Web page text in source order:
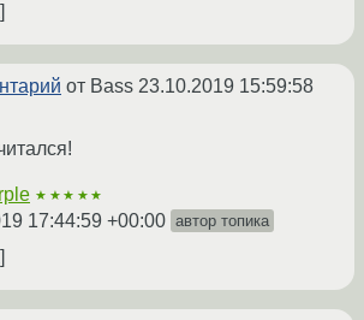
от Bass 23.10.2019 15:59:58
★★★★★
17:44:59 +00:00 автор топика